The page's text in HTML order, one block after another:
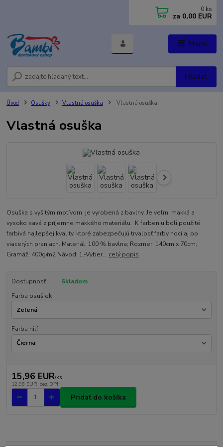
Menu
Hľadať
0 ks
za 0,00 EUR
Úvod Osušky Vlastná osuška Vlastná osuška
Vlastná osuška
Osuška s vyšitým motívom je vyrobená z bavlny. Je veľmi mäkká a
vysoko savá z príjemne mäkkého materiálu. K farbeniu boli použité
farbivá najlepšej kvality, ktoré zabezpečujú trvalosť farby hoci aj po
viacerých praniach. Materiál: 100 % bavlna; Rozmer: 140cm x 70cm;
Gramáž: 400g/m2 Návod: 1.-Vyber... celý popis
Dostupnosť
Skladom
Farba osušiek
Farba nití
15,96 EUR/ks
12,98 EUR bez DPH
Pridať do košíka